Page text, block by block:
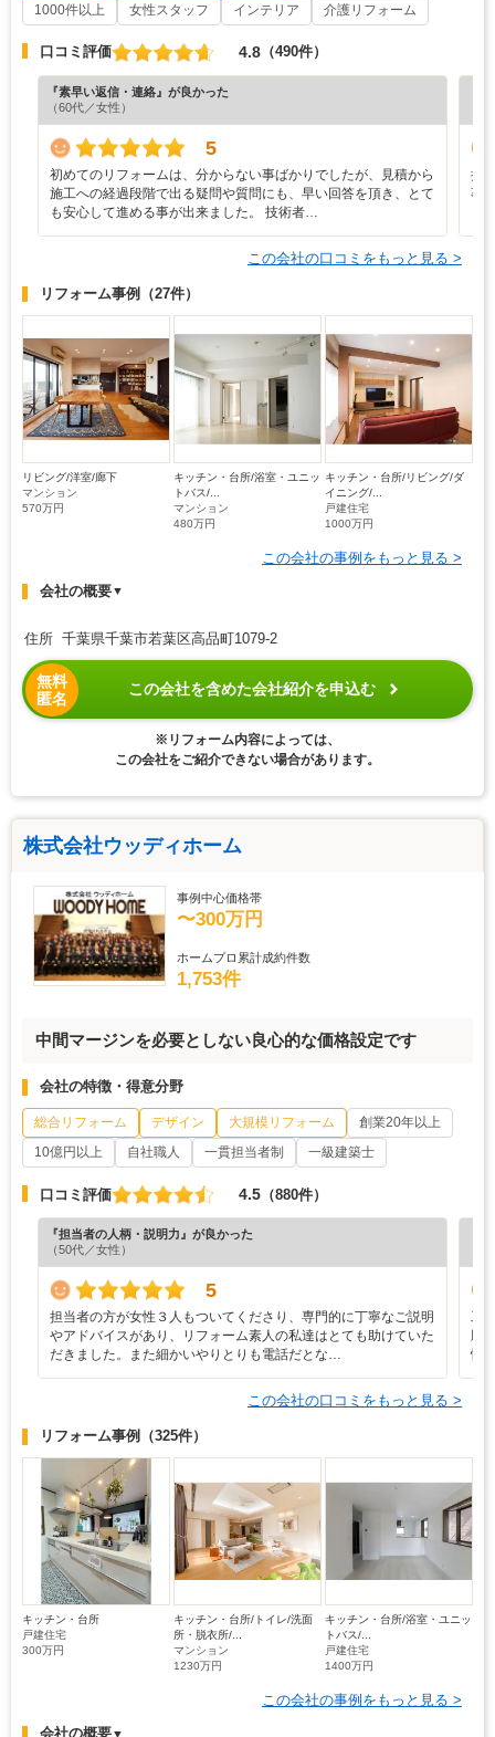
1000件以上
女性スタッフ インテリア 介護リフォーム
口コミ評価 4.8 （490件）
『素早い返信・連絡』が良かった
（60代／女性）
5
初めてのリフォームは、分からない事ばかりでしたが、見積から
施工への経過段階で出る疑問や質問にも、早い回答を頂き、とて
も安心して進める事が出来ました。 技術者…
担
事
この会社の口コミをもっと見る >
リフォーム事例 （27件）
リビング/洋室/廊下
マンション
570万円
キッチン・台所/浴室・ユニッ
トバス/...
マンション
480万円
キッチン・台所/リビング/ダ
イニング/...
戸建住宅
1000万円
この会社の事例をもっと見る >
会社の概要▼
住所 千葉県千葉市若葉区高品町1079-2
無料
匿名
この会社を含めた会社紹介を申込む
※リフォーム内容によっては、
この会社をご紹介できない場合があります。
株式会社ウッディホーム
事例中心価格帯
〜300万円
ホームプロ累計成約件数
1,753件
中間マージンを必要としない良心的な価格設定です
会社の特徴・得意分野
総合リフォーム デザイン 大規模リフォーム
創業20年以上
10億円以上
自社職人 一貫担当者制 一級建築士
口コミ評価 4.5 （880件）
『担当者の人柄・説明力』が良かった
（50代／女性）
5
担当者の方が女性３人もついてくださり、専門的に丁寧なご説明
やアドバイスがあり、リフォーム素人の私達はとても助けていた
だきました。また細かいやりとりも電話だとな…
工
願
快
この会社の口コミをもっと見る >
リフォーム事例 （325件）
キッチン・台所
戸建住宅
300万円
キッチン・台所/トイレ/洗面
所・脱衣所/...
マンション
1230万円
キッチン・台所/浴室・ユニッ
トバス/...
戸建住宅
1400万円
この会社の事例をもっと見る >
会社の概要▼